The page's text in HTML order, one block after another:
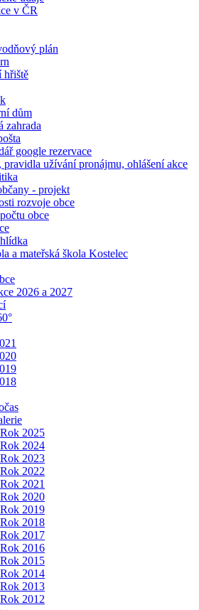
v ČR
plán
hřiště
dům
zahrada
google rezervace
pravidla užívání pronájmu, ohlášení akce
- projekt
rozvoje obce
obce
a mateřská škola Kostelec
2026 a 2027
Rok 2025
Rok 2024
Rok 2023
Rok 2022
Rok 2021
Rok 2020
Rok 2019
Rok 2018
Rok 2017
Rok 2016
Rok 2015
Rok 2014
Rok 2013
Rok 2012